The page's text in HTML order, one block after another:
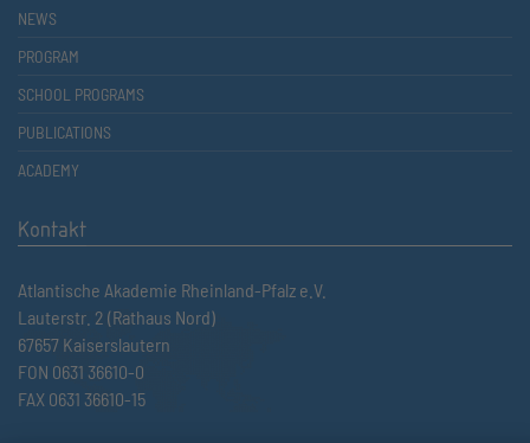
NEWS
PROGRAM
SCHOOL PROGRAMS
PUBLICATIONS
ACADEMY
Kontakt
Atlantische Akademie Rheinland-Pfalz e.V.
Lauterstr. 2 (Rathaus Nord)
67657 Kaiserslautern
FON 0631 36610-0
FAX 0631 36610-15